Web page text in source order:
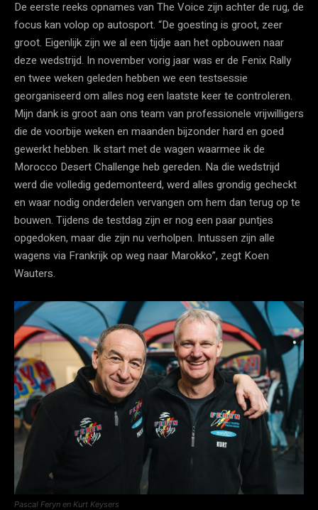
De eerste reeks opnames van The Voice zijn achter de rug, de
focus kan volop op autosport. “De goesting is groot, zeer
groot. Eigenlijk zijn we al een tijdje aan het opbouwen naar
deze wedstrijd. In november vorig jaar was er de Fenix Rally
en twee weken geleden hebben we een testsessie
georganiseerd om alles nog een laatste keer te controleren.
Mijn dank is groot aan ons team van professionele vrijwilligers
die de voorbije weken en maanden bijzonder hard en goed
gewerkt hebben. Ik start met de wagen waarmee ik de
Morocco Desert Challenge heb gereden. Na die wedstrijd
werd die volledig gedemonteerd, werd alles grondig gecheckt
en waar nodig onderdelen vervangen om hem dan terug op te
bouwen. Tijdens de testdag zijn er nog een paar puntjes
opgedoken, maar die zijn nu verholpen. Intussen zijn alle
wagens via Frankrijk op weg naar Marokko”, zegt Koen
Wauters.
Pascal Feryn en Kurt Keysers